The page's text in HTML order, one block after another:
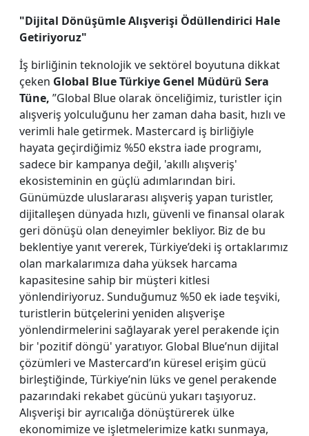
"Dijital Dönüşümle Alışverişi Ödüllendirici Hale
Getiriyoruz"
İş birliğinin teknolojik ve sektörel boyutuna dikkat
çeken Global Blue Türkiye Genel Müdürü Sera
Tüne, ”Global Blue olarak önceliğimiz, turistler için
alışveriş yolculuğunu her zaman daha basit, hızlı ve
verimli hale getirmek. Mastercard iş birliğiyle
hayata geçirdiğimiz %50 ekstra iade programı,
sadece bir kampanya değil, 'akıllı alışveriş'
ekosisteminin en güçlü adımlarından biri.
Günümüzde uluslararası alışveriş yapan turistler,
dijitalleşen dünyada hızlı, güvenli ve finansal olarak
geri dönüşü olan deneyimler bekliyor. Biz de bu
beklentiye yanıt vererek, Türkiye’deki iş ortaklarımız
olan markalarımıza daha yüksek harcama
kapasitesine sahip bir müşteri kitlesi
yönlendiriyoruz. Sunduğumuz %50 ek iade teşviki,
turistlerin bütçelerini yeniden alışverişe
yönlendirmelerini sağlayarak yerel perakende için
bir 'pozitif döngü' yaratıyor. Global Blue’nun dijital
çözümleri ve Mastercard’ın küresel erişim gücü
birleştiğinde, Türkiye’nin lüks ve genel perakende
pazarındaki rekabet gücünü yukarı taşıyoruz.
Alışverişi bir ayrıcalığa dönüştürerek ülke
ekonomimize ve işletmelerimize katkı sunmaya,